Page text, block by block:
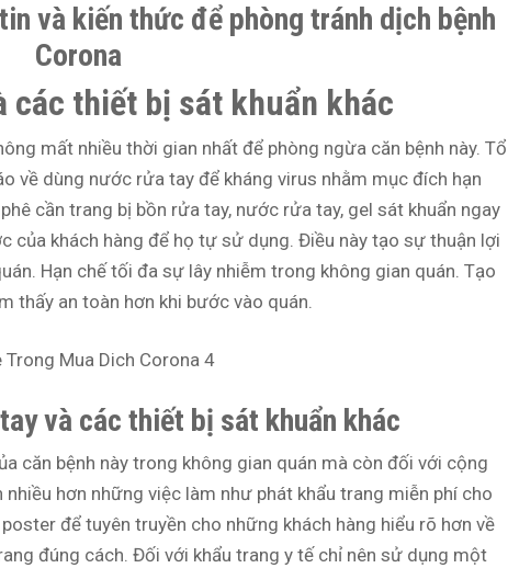
và kiến thức để phòng tránh dịch bệnh
Corona
các thiết bị sát khuẩn khác
mất nhiều thời gian nhất để phòng ngừa căn bệnh này. Tổ
về dùng nước rửa tay để kháng virus nhằm mục đích hạn
cần trang bị bồn rửa tay, nước rửa tay, gel sát khuẩn ngay
của khách hàng để họ tự sử dụng. Điều này tạo sự thuận lợi
Hạn chế tối đa sự lây nhiễm trong không gian quán. Tạo
thấy an toàn hơn khi bước vào quán.
và các thiết bị sát khuẩn khác
căn bệnh này trong không gian quán mà còn đối với cộng
hơn những việc làm như phát khẩu trang miễn phí cho
để tuyên truyền cho những khách hàng hiểu rõ hơn về
đúng cách. Đối với khẩu trang y tế chỉ nên sử dụng một